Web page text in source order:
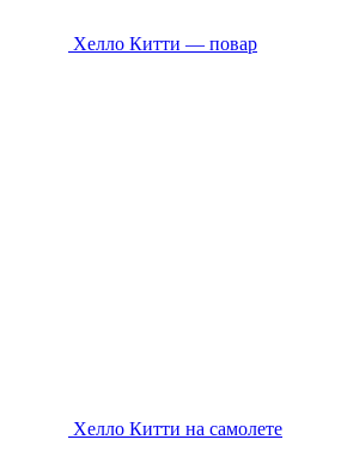
Хелло Китти — повар
Хелло Китти на самолете